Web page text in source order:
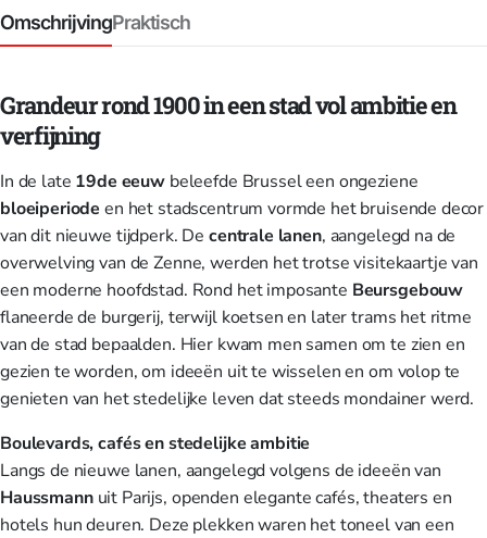
OmschrijvingPraktisch
Grandeur rond 1900 in een stad vol ambitie en
verfijning
In de late 19de eeuw beleefde Brussel een ongeziene
bloeiperiode en het stadscentrum vormde het bruisende decor
van dit nieuwe tijdperk. De centrale lanen, aangelegd na de
overwelving van de Zenne, werden het trotse visitekaartje van
een moderne hoofdstad. Rond het imposante Beursgebouw
flaneerde de burgerij, terwijl koetsen en later trams het ritme
van de stad bepaalden. Hier kwam men samen om te zien en
gezien te worden, om ideeën uit te wisselen en om volop te
genieten van het stedelijke leven dat steeds mondainer werd.
Boulevards, cafés en stedelijke ambitie
Langs de nieuwe lanen, aangelegd volgens de ideeën van
Haussmannuit Parijs, openden elegante cafés, theaters en
hotels hun deuren. Deze plekken waren het toneel van een